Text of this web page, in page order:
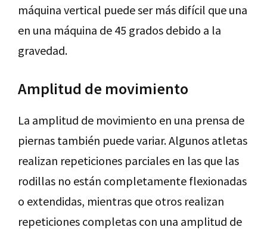
máquina vertical puede ser más difícil que una
en una máquina de 45 grados debido a la
gravedad.
Amplitud de movimiento
La amplitud de movimiento en una prensa de
piernas también puede variar. Algunos atletas
realizan repeticiones parciales en las que las
rodillas no están completamente flexionadas
o extendidas, mientras que otros realizan
repeticiones completas con una amplitud de